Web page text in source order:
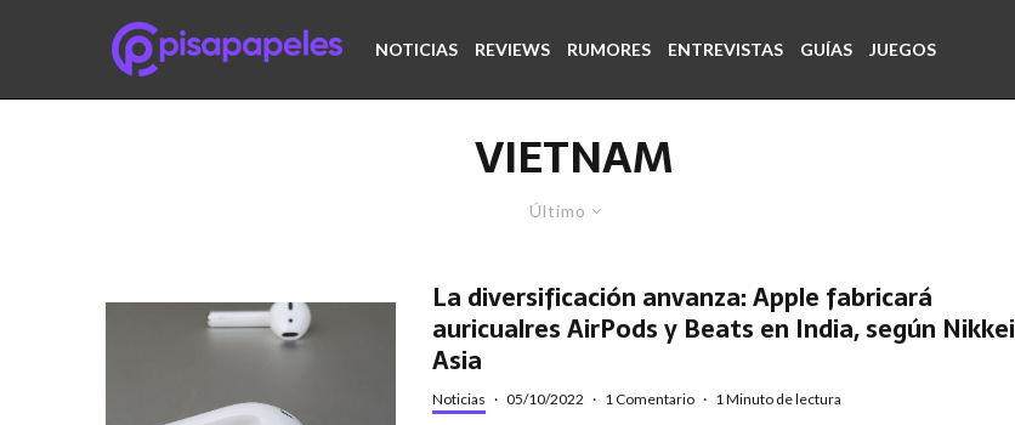
NOTICIAS REVIEWS RUMORES ENTREVISTAS GUÍAS JUEGOS
VIETNAM
Último
La diversificación anvanza: Apple fabricará
auricualres AirPods y Beats en India, según Nikkei
Asia
Noticias · 05/10/2022 · 1 Comentario · 1 Minuto de lectura